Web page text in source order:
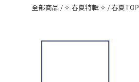
全部商品 / ✧ 春夏特輯 ✧ / 春夏TOP